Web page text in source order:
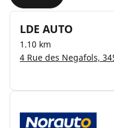
LDE AUTO
1.10 km
4 Rue des Negafols,